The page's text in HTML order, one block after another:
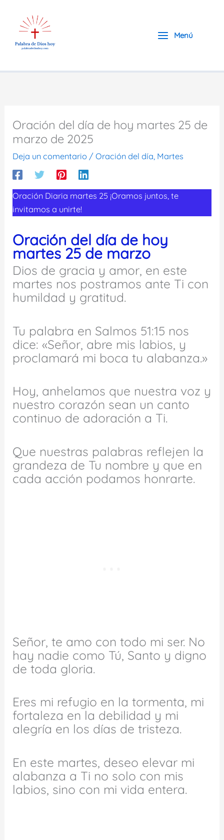
contenido
Menú
Oración del día de hoy martes 25 de
marzo de 2025
Deja un comentario /Oración del día, Martes
Oración Diaria martes 25 ¡Oramos juntos, te
invitamos a unirte!
Oración del día de hoy
martes 25 de marzo
Dios de gracia y amor, en este
martes nos postramos ante Ti con
humildad y gratitud.
Tu palabra en Salmos 51:15 nos
dice: «Señor, abre mis labios, y
proclamará mi boca tu alabanza.»
Hoy, anhelamos que nuestra voz y
nuestro corazón sean un canto
continuo de adoración a Ti.
Que nuestras palabras reflejen la
grandeza de Tu nombre y que en
cada acción podamos honrarte.
Señor, te amo con todo mi ser. No
hay nadie como Tú, Santo y digno
de toda gloria.
Eres mi refugio en la tormenta, mi
fortaleza en la debilidad y mi
alegría en los días de tristeza.
En este martes, deseo elevar mi
alabanza a Ti no solo con mis
labios, sino con mi vida entera.